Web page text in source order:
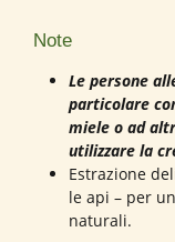
Note
Le persone
particolare
miele o ad
utilizzare la
Estrazione
le api – per
naturali.